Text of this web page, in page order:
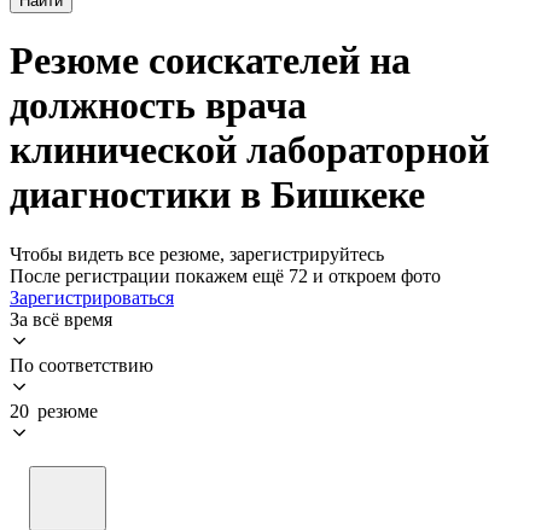
Резюме соискателей на
должность врача
клинической лабораторной
диагностики в Бишкеке
Чтобы видеть все резюме, зарегистрируйтесь
После регистрации покажем ещё 72 и откроем фото
Зарегистрироваться
За всё время
По соответствию
20 резюме